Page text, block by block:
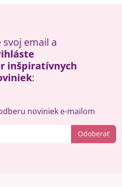
svoj email a
inšpiratívnych
:
Odoberať
noviniek e-mailom